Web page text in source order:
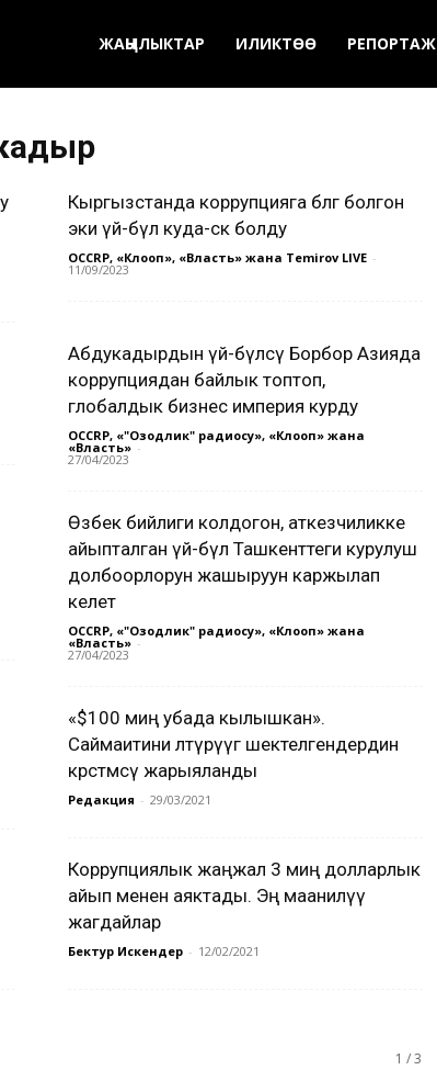
ЖАҢЫЛЫКТАР ИЛИКТӨӨ РЕПОРТАЖ
Кыргызстанда коррупцияга өбөлгө болгон
эки үй-бүлө куда-сөөк болду
OCCRP, «Клооп», «Власть» жана Temirov LIVE -
11/09/2023
Абдукадырдын үй-бүлөсү Борбор Азияда
коррупциядан байлык топтоп,
глобалдык бизнес империя курду
OCCRP, «"Озодлик" радиосу», «Клооп» жана
«Власть» -
27/04/2023
Өзбек бийлиги колдогон, аткезчиликке
айыпталган үй-бүлө Ташкенттеги курулуш
долбоорлорун жашыруун каржылап
келет
OCCRP, «"Озодлик" радиосу», «Клооп» жана
«Власть» -
27/04/2023
«$100 миң убада кылышкан».
Саймаитини өлтүрүүгө шектелгендердин
көрсөтмөсү жарыяланды
Редакция - 29/03/2021
Коррупциялык жаңжал 3 миң долларлык
айып менен аяктады. Эң маанилүү
жагдайлар
Бектур Искендер - 12/02/2021
1 / 3